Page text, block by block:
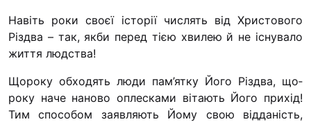
Наш покровитель
Проекти
Футбольна команда
Навіть роки своєї історії числять від Христового
Різдва – так, якби перед тією хвилею й не існувало
жит­тя людства!
Щороку обходять люди пам’ятку Його Різдва, що­
року наче наново оплесками вітають Його прихід!
Тим способом заявляють Йому свою відданість,